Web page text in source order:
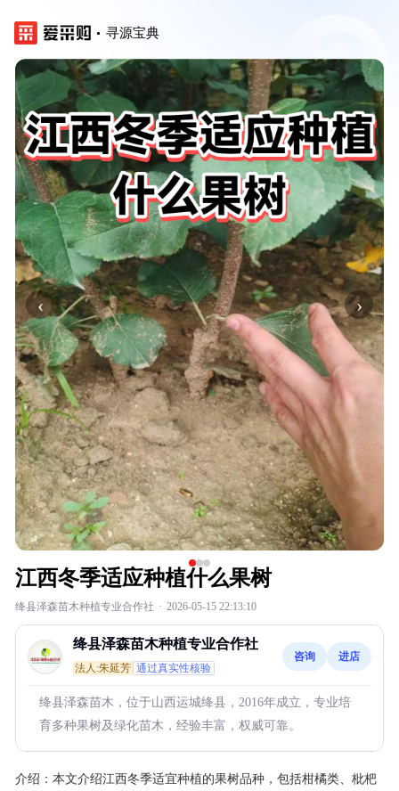
寻源宝典
‹ ›
江西冬季适应种植什么果树
绛县泽森苗木种植专业合作社 · 2026-05-15 22:13:10
绛县泽森苗木种植专业合作社
法人:朱延芳 通过真实性核验
咨询 进店
绛县泽森苗木，位于山西运城绛县，2016年成立，专业培
育多种果树及绿化苗木，经验丰富，权威可靠。
介绍： 本文介绍江西冬季适宜种植的果树品种，包括柑橘类、枇杷